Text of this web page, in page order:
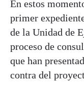
En estos
primer
de la Unidad de
proceso de
que han
contra del